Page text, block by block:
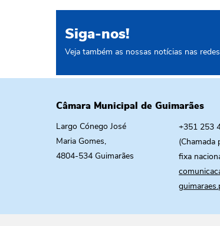
Siga-nos!
Veja também as nossas notícias nas
Câmara Municipal de Guimarães
Largo Cónego José
Maria Gomes,
4804-534 Guimarães
+351 253
(Chamada
fixa